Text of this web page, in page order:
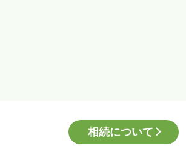
相続について